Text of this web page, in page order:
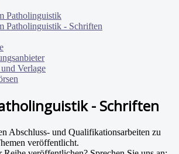
Patholinguistik
Patholinguistik - Schriften
Verlage
- Schriften
Abschluss- und Qualifikationsarbeiten zu
veröffentlicht.